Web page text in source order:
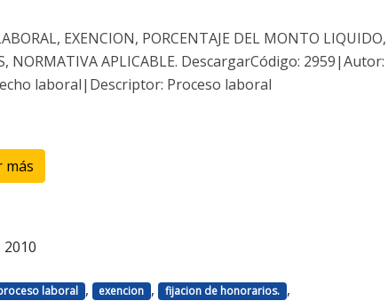
EXENCION, PORCENTAJE DEL MONTO LIQUIDO,
NORMATIVA APLICABLE. DescargarCódigo: 2959|Autor:
laboral|Descriptor: Proceso laboral
más
laboral , exencion , fijacion de honorarios. ,